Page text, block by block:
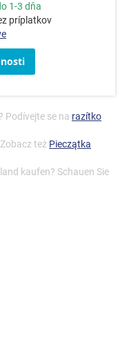
1-3 dňa
príplatkov
Podívejte se na razítko
też Pieczątka
kaufen? Schauen Sie